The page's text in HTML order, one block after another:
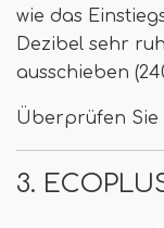
wie das
Dezibel sehr
ausschieben
Überprüfen Sie
3.